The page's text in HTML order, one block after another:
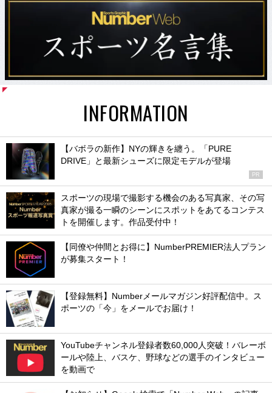
INFORMATION
【バボラの新作】NYの輝きを纏う。「PURE
DRIVE」と最新シューズに限定モデルが登場
PR
スポーツの現場で撮影する機会のある写真家、その写
真家が撮る一瞬のシーンにスポットをあてるコンテス
トを開催します。作品受付中！
【同僚や仲間とお得に】NumberPREMIER法人プラン
が募集スタート！
【登録無料】Numberメールマガジン好評配信中。ス
ポーツの「今」をメールでお届け！
YouTubeチャンネル登録者数60,000人突破！バレーボ
ールや陸上、バスケ、野球などの選手のインタビュー
を動画で